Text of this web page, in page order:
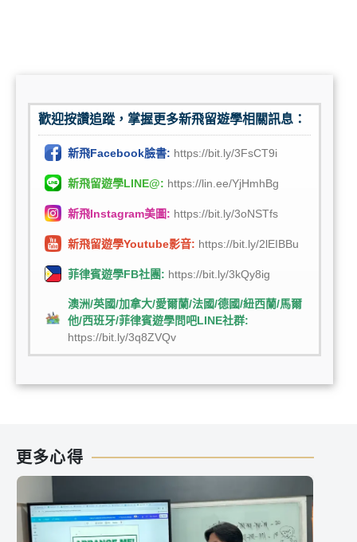
歡迎按讚追蹤，掌握更多新飛留遊學相關訊息：
新飛Facebook臉書: https://bit.ly/3FsCT9i
新飛留遊學LINE@: https://lin.ee/YjHmhBg
新飛Instagram美圖: https://bit.ly/3oNSTfs
新飛留遊學Youtube影音: https://bit.ly/2lEIBBu
菲律賓遊學FB社團: https://bit.ly/3kQy8ig
澳洲/英國/加拿大/愛爾蘭/法國/德國/紐西蘭/馬爾
他/西班牙/菲律賓遊學問吧LINE社群:
https://bit.ly/3q8ZVQv
更多心得